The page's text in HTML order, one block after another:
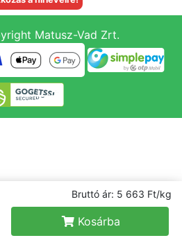
Bruttó ár: 5 663 Ft/kg
Kosárba
Matusz-Vad Zrt.